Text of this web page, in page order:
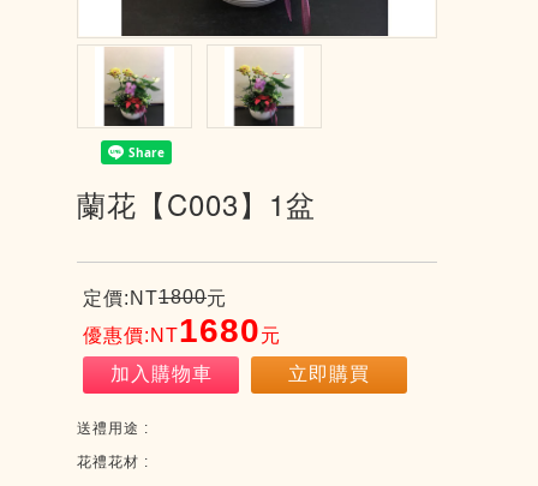
蘭花【C003】1盆
定價:NT1800元
優惠價:NT1680元
加入購物車
立即購買
送禮用途 :
花禮花材 :